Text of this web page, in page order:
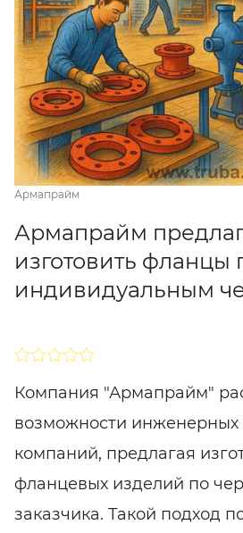
Армапрайм
Армапрайм
изготовить фланцы
индивидуальным
Компания "Армапрайм"
возможности
компаний, предлагая
фланцевых изделий по
заказчика. Такой подход